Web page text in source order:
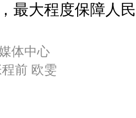
最大程度保障人
体中心
前 欧雯